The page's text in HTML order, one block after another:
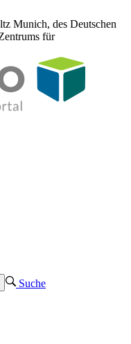
Munich, des Deutschen
für
Suche